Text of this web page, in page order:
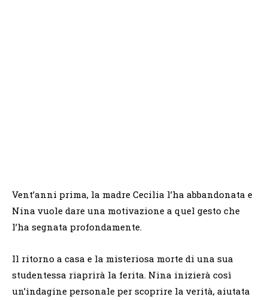
Vent’anni prima, la madre Cecilia l’ha abbandonata e
Nina vuole dare una motivazione a quel gesto che
l’ha segnata profondamente.
Il ritorno a casa e la misteriosa morte di una sua
studentessa riaprirà la ferita. Nina inizierà così
un’indagine personale per scoprire la verità, aiutata